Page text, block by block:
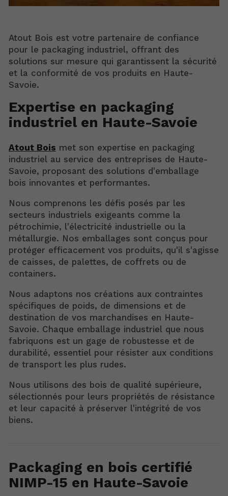
Atout Bois est votre partenaire de confiance
pour le packaging industriel, offrant des
solutions sur mesure qui garantissent la sécurité
et la conformité de vos produits en Haute-
Savoie.
Expertise en packaging
industriel en Haute-Savoie
Atout Bois met son expertise en packaging
industriel au service des entreprises de Haute-
Savoie, proposant des solutions d'emballage
bois innovantes et performantes.
Nous comprenons les défis posés par les
secteurs industriels exigeants comme la
pétrochimie, l'électricité industrielle ou la
métallurgie. Nos emballages sont conçus pour
protéger efficacement vos produits, qu'il s'agisse
de caisses, de palettes, de coffrets ou de
containers.
Nous adaptons nos créations aux contraintes
spécifiques de poids, de dimensions et de
destination de vos marchandises en Haute-
Savoie. Chaque emballage industriel que nous
fabriquons est un gage de robustesse et de
durabilité, essentiel pour résister aux conditions
de transport les plus rudes.
Nous utilisons des bois de qualité supérieure,
sélectionnés pour leurs propriétés de résistance
et leur capacité à préserver l'intégrité de vos
biens.
Packaging en bois certifié
NIMP-15 en Haute-Savoie